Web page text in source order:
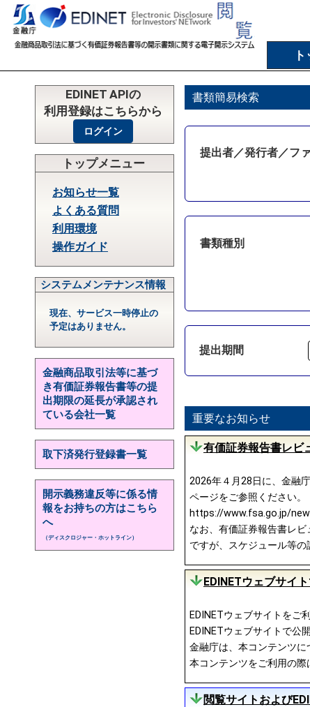
EDINET APIの
利用登録はこちらから
トップメニュー
お知らせ一覧
よくある質問
利用環境
操作ガイド
システムメンテナンス情報
現在、サービス一時停止の
予定はありません。
金融商品取引法等に基づ
き有価証券報告書等の提
出期限の延長が承認され
ている会社一覧
取下済発行登録書一覧
開示義務違反等に係る情
報をお持ちの方はこちら
へ
（ディスクロジャー・ホットライン）
書類簡易検索
提出者／発行者／フ
書類種別
提出期間
重要なお知らせ
有価証券報告書レビ
2026年４月28日に、金融
ページをご参照ください。
https://www.fsa.go.jp/
なお、有価証券報告書レ
ですが、スケジュール等の
EDINETウェブサイ
EDINETウェブサイトをご
EDINETウェブサイトで公
金融庁は、本コンテンツに
本コンテンツをご利用の際
閲覧サイトおよび